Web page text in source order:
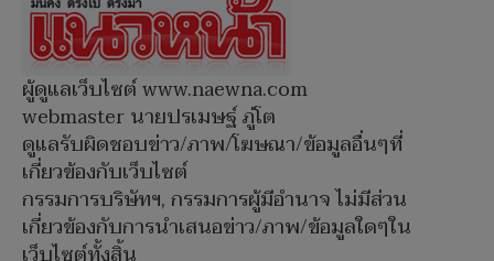
ผู้ดูแลเว็บไซต์ www.naewna.com
webmaster นายปรเมษฐ์ ภู่โต
ดูแลรับผิดชอบข่าว/ภาพ/โฆษณา/ข้อมูลอื่นๆที่
เกี่ยวข้องกับเว็บไซต์
กรรมการบริษัทฯ, กรรมการผู้มีอำนาจ ไม่มีส่วน
เกี่ยวข้องกับการนำเสนอข่าว/ภาพ/ข้อมูลใดๆใน